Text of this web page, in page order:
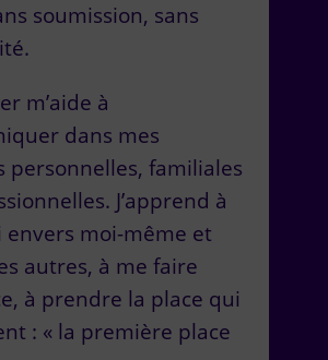
soumission, sans
m’aide à
dans mes
personnelles, familiales
J’apprend à
envers moi-même et
autres, à me faire
à prendre la place qui
: « la première place